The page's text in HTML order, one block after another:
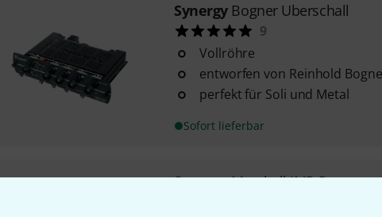
Synergy Bogner Uberschall
9
Vollröhre
entworfen von Reinhold
perfekt für Soli und Metal
Sofort lieferbar
SynergyMarshall JMP Preamp